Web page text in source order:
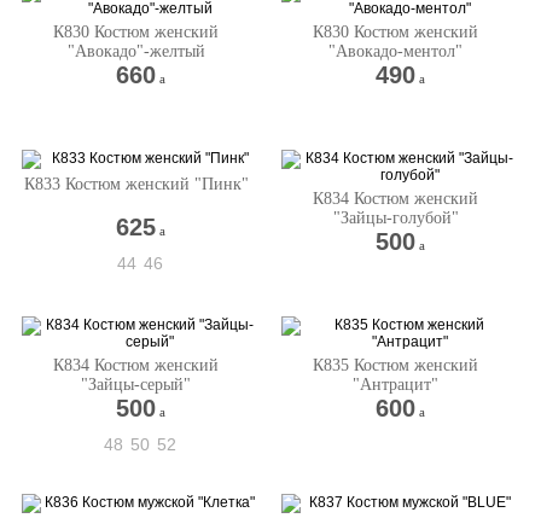
К830 Костюм женский
"Авокадо"-желтый
660 a
К830 Костюм женский
"Авокадо-ментол"
490 a
К833 Костюм женский "Пинк"
625 a
44 46
К834 Костюм женский
"Зайцы-голубой"
500 a
К834 Костюм женский
"Зайцы-серый"
500 a
48 50 52
К835 Костюм женский
"Антрацит"
600 a